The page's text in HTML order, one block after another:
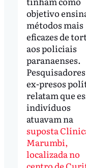
objetivo
métodos mais
eficazes de
aos policiais
paranaenses.
ex-presos
relatam que
indivíduos
atuavam na
suposta
Marumbi,
localizada no